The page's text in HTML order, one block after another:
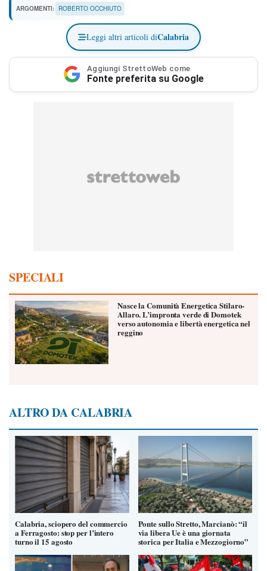
ARGOMENTI: ROBERTO OCCHIUTO
Leggi altri articoli diCalabria
Aggiungi StrettoWeb come
Fonte preferita su Google
SPECIALI
Nasce la Comunità Energetica Stilaro-
Allaro. L’impronta verde di Domotek
verso autonomia e libertà energetica nel
reggino
ALTRO DA CALABRIA
Calabria, sciopero del commercio
a Ferragosto: stop per l’intero
turno il 15 agosto
Ponte sullo Stretto, Marcianò: “il
via libera Ue è una giornata
storica per Italia e Mezzogiorno”